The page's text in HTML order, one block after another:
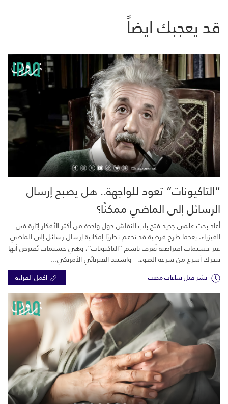
قد يعجبك ايضاً
“التاكيونات” تعود للواجهة.. هل يصبح إرسال
الرسائل إلى الماضي ممكنًا؟
أعاد بحث علمي جديد فتح باب النقاش حول واحدة من أكثر الأفكار إثارة في
الفيزياء، بعدما طرح فرضية قد تدعم نظريًا إمكانية إرسال رسائل إلى الماضي
عبر جسيمات افتراضية تُعرف باسم “التاكيونات”، وهي جسيمات يُفترض أنها
تتحرك أسرع من سرعة الضوء. واستند الفيزيائي الأمريكي...
نشر قبل ساعات مضت اكمل القراءة